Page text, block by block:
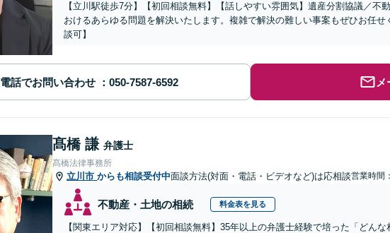
【立川駅徒歩7分】【初回相談無料】【話しやすい雰囲気】遺産分割協議／不
おけるあらゆる問題を解決いたします。複雑で解決の難しい事案もぜひお任
談可】
電話でお問い合わせ
髙橋 謙 弁護士
髙橋法律事務所
立川市 からも相談受付中面談方法(対面・電話・ビデオなど)は応相談営業時間
不動産・土地の相続 料金表を見る
【関東エリア対応】【初回相談無料】35年以上の弁護士経験で培った「どん